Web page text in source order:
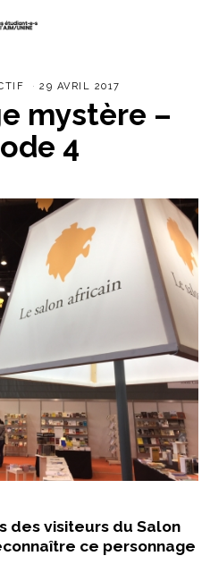
29 AVRIL 2017
mystère –
4
des visiteurs du Salon
ce personnage